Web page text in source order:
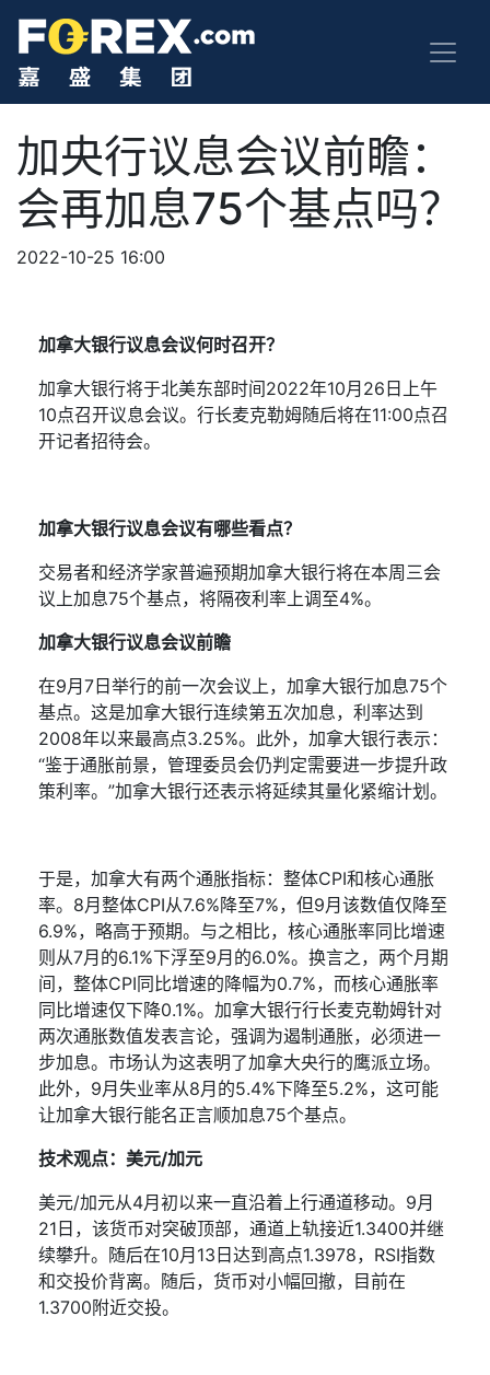
加央行议息会议前瞻：
会再加息75个基点吗？
2022-10-25 16:00
加拿大银行议息会议何时召开？
加拿大银行将于北美东部时间2022年10月 26 日上午
10点召开议息会议。行长麦克勒姆随后将在11:00点召
开记者招待会。
加拿大银行议息会议有哪些看点？
交易者和经济学家普遍预期加拿大银行将在本周三会
议上加息75个基点，将隔夜利率上调至4%。
加拿大银行议息会议前瞻
在9月 7 日举行的前一次会议上，加拿大银行加息75个
基点。这是加拿大银行连续第五次加息，利率达到
2008年以来最高点3.25%。此外，加拿大银行表示：
“鉴于通胀前景，管理委员会仍判定需要进一步提升政
策利率。”加拿大银行还表示将延续其量化紧缩计划 。
于是，加拿大有两个通胀指标：整体CPI和核心通胀
率。 8月整体CPI从7.6%降至7%，但9月该数值仅降至
6.9%，略高于预期。与之相比，核心通胀率同比增速
则从7月的6.1%下浮至9月的6.0%。换言之，两个月期
间，整体CPI同比增速的降幅为0.7%，而核心通胀率
同比增速仅下降0.1%。加拿大银行行长麦克勒姆针对
两次通胀数值发表言论，强调为遏制通胀，必须进一
步加息。市场认为这表明了加拿大央行的鹰派立场。
此外， 9月失业率从8月的5.4%下降至5.2%，这可能
让加拿大银行能名正言顺加息75个基点。
技术观点：美元/加元
美元/加元从4月初以来一直沿着上行通道移动。 9月
21 日，该货币对突破顶部，通道上轨接近1.3400并继
续攀升。随后在10月 13 日达到高点1.3978， RSI指数
和交投价背离。随后，货币对小幅回撤，目前在
1.3700附近交投。